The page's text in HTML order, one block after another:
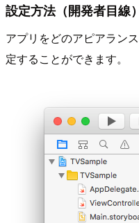
設定方法（開発者目線）
アプリをどのアピアラン
定することができます。